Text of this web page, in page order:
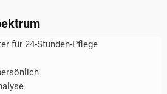
für 24-Stunden-Pflege